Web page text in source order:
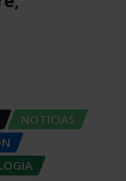
NOTICIAS